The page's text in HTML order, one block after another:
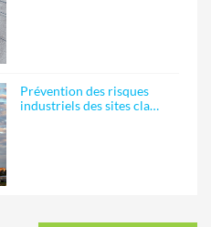
Prévention des risques
industriels des sites cla…